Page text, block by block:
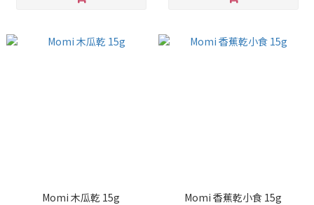
Momi 木瓜乾 15g Momi 香蕉乾小食 15g